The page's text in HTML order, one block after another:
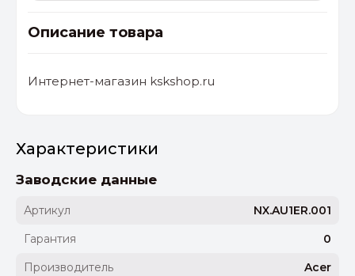
Описание товара
Интернет-магазин kskshop.ru
Характеристики
Заводские данные
Артикул
NX.AU1ER.001
Гарантия
0
Производитель
Acer